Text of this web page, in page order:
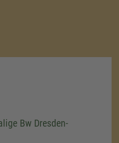
Bw Dresden-